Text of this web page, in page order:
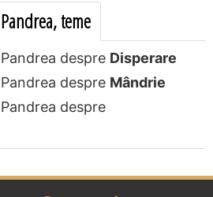
teme
despre Disperare
despre Mândrie
despre